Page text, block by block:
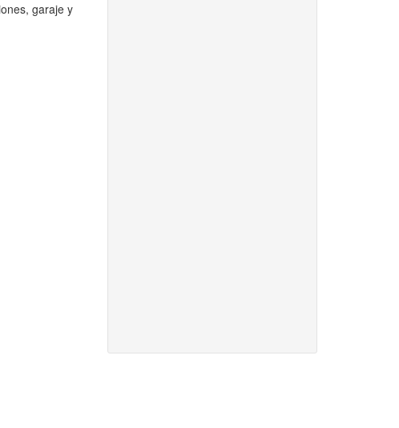
garaje y